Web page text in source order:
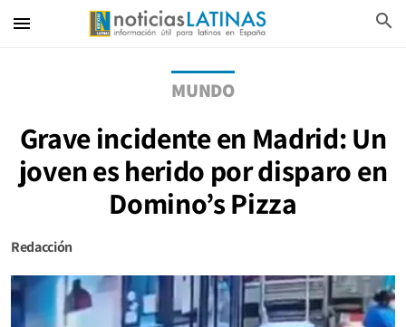
menu search
MUNDO
Grave incidente en Madrid: Un
joven es herido por disparo en
Domino’s Pizza
Redacción